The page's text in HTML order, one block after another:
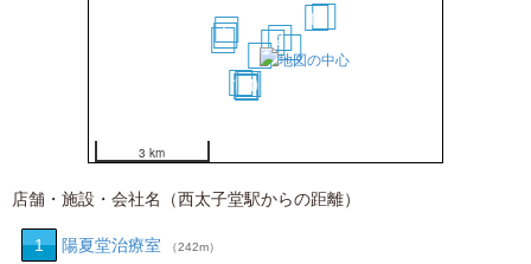
12
3 4
5
6
7
10
11
12
1314
15
3 km
店舗・施設・会社名（西太子堂駅からの距離）
1 陽夏堂治療室 （242m）